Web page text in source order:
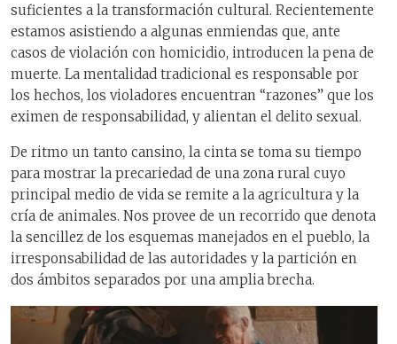
suficientes a la transformación cultural. Recientemente
estamos asistiendo a algunas enmiendas que, ante
casos de violación con homicidio, introducen la pena de
muerte. La mentalidad tradicional es responsable por
los hechos, los violadores encuentran “razones” que los
eximen de responsabilidad, y alientan el delito sexual.
De ritmo un tanto cansino, la cinta se toma su tiempo
para mostrar la precariedad de una zona rural cuyo
principal medio de vida se remite a la agricultura y la
cría de animales. Nos provee de un recorrido que denota
la sencillez de los esquemas manejados en el pueblo, la
irresponsabilidad de las autoridades y la partición en
dos ámbitos separados por una amplia brecha.